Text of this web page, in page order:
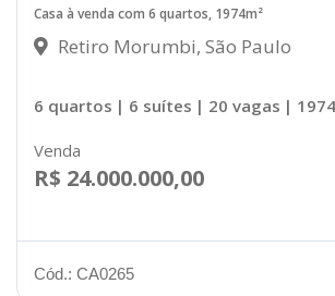
Casa à venda com 6 quartos, 1974m²
Retiro Morumbi, São Paulo
6 quartos | 6 suítes | 20 vagas |
Venda
R$ 24.000.000,00
Cód.: CA0265